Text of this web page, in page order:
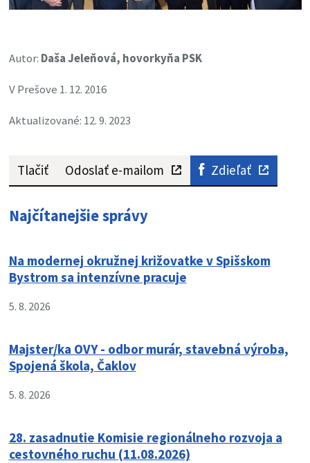
Autor: Daša Jeleňová, hovorkyňa PSK
V Prešove 1. 12. 2016
Aktualizované: 12. 9. 2023
Tlačiť Odoslať e-mailom Zdieľať
Najčítanejšie správy
Na modernej okružnej križovatke v Spišskom
Bystrom sa intenzívne pracuje
5. 8. 2026
Majster/ka OVY - odbor murár, stavebná výroba,
Spojená škola, Čaklov
5. 8. 2026
28. zasadnutie Komisie regionálneho rozvoja a
cestovného ruchu (11.08.2026)